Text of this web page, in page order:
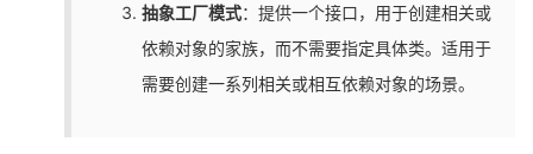
抽象工厂模式：提供一个接口，用于创建相关或
依赖对象的家族，而不需要指定具体类。适用于
需要创建一系列相关或相互依赖对象的场景。